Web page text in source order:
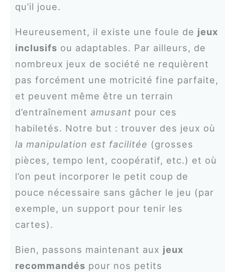
qu’il joue.
Heureusement, il existe une foule de jeux
inclusifs ou adaptables. Par ailleurs, de
nombreux jeux de société ne requièrent
pas forcément une motricité fine parfaite,
et peuvent même être un terrain
d’entraînement amusant pour ces
habiletés. Notre but : trouver des jeux où
la manipulation est facilitée (grosses
pièces, tempo lent, coopératif, etc.) et où
l’on peut incorporer le petit coup de
pouce nécessaire sans gâcher le jeu (par
exemple, un support pour tenir les
cartes).
Bien, passons maintenant aux jeux
recommandés pour nos petits